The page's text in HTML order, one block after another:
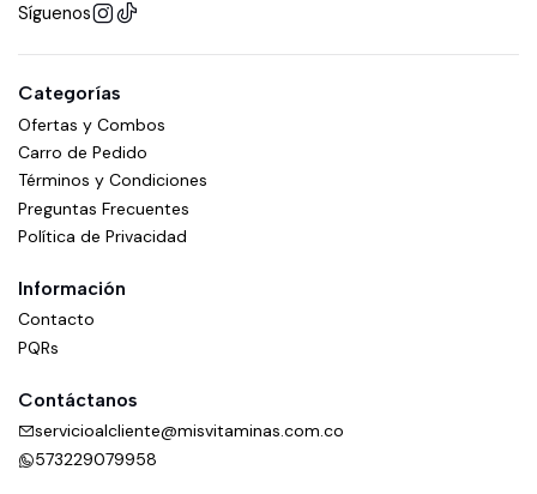
Síguenos
Categorías
Ofertas y Combos
Carro de Pedido
Términos y Condiciones
Preguntas Frecuentes
Política de Privacidad
Información
Contacto
PQRs
Contáctanos
servicioalcliente@misvitaminas.com.co
573229079958